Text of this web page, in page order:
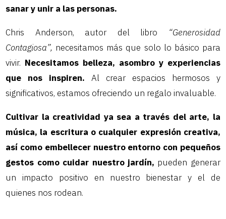
sanar y unir a las personas.
Chris Anderson, autor del libro
“Generosidad
Contagiosa”, necesitamos más que solo lo básico para
vivir. Necesitamos belleza, asombro y experiencias
que nos inspiren. Al crear espacios hermosos y
significativos, estamos ofreciendo un regalo invaluable.
Cultivar la creatividad ya sea a través del arte, la
música, la escritura o cualquier expresión creativa,
así como embellecer nuestro entorno con pequeños
gestos como cuidar nuestro jardín, pueden generar
un impacto positivo en nuestro bienestar y el de
quienes nos rodean.